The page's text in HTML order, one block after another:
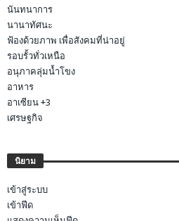
นันทนาการ
นานาทัศนะ
ฟ้องด้วยภาพ เพื่อสังคมที่น่าอยู่
รอบรั้วทั่วเหนือ
อนุภาคลุ่มน้ำโขง
อาหาร
อาเซียน +3
เศรษฐกิจ
นิยาม
เข้าสู่ระบบ
เข้าฟีด